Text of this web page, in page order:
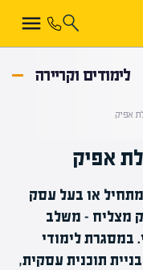
לימודים וקריירה
אפיק
אפיק
או בעל עסק
מצליח – משלב
במסגרת לימודי
תוכנית עסקית,